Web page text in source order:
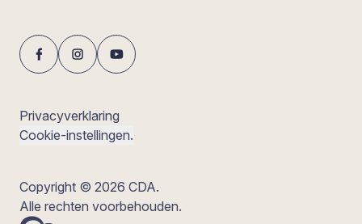
Privacyverklaring
Cookie-instellingen.
Copyright © 2026 CDA.
Alle rechten voorbehouden.